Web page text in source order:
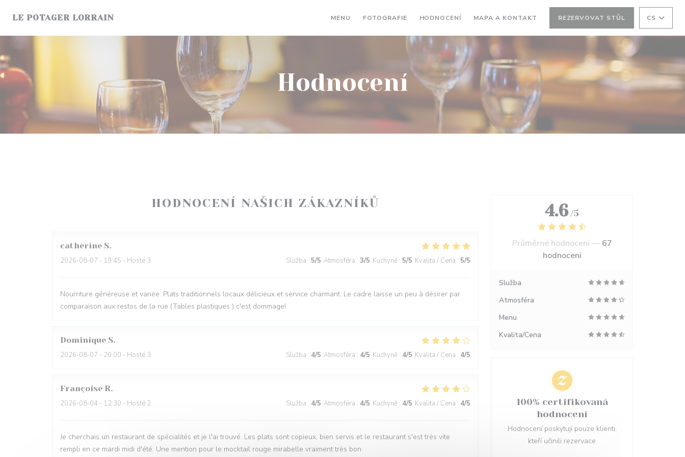
LE POTAGER LORRAIN MENU FOTOGRAFIE HODNOCENÍ MAPA A KONTAKT REZERVOVAT STŮL CS
Hodnocení
HODNOCENÍ NAŠICH ZÁKAZNÍKŮ
catherine S
2026-08-07 - 19:45 - Hosté 3 Služba : 5/5 Atmosféra : 3/5 Kuchyně : 5/5 Kvalita / Cena : 5/5
Nourriture généreuse et variée. Plats traditionnels locaux délicieux et service charmant. Le cadre laisse un peu à désirer par
comparaison aux restos de la rue (Tables plastiques ) c'est dommage!
Dominique S
2026-08-07 - 20:00 - Hosté 3 Služba : 4/5 Atmosféra : 4/5 Kuchyně : 4/5 Kvalita / Cena : 4/5
Françoise R
2026-08-04 - 12:30 - Hosté 2 Služba : 4/5 Atmosféra : 4/5 Kuchyně : 4/5 Kvalita / Cena : 4/5
Je cherchais un restaurant de spécialités et je l'ai trouvé. Les plats sont copieux, bien servis et le restaurant s'est très vite
rempli en ce mardi midi d'été. Une mention pour le mocktail rouge mirabelle vraiment très bon
4.6 /5
Průměrné hodnocení — 67
hodnoceni
Služba
Atmosféra
Menu
Kvalita/Cena
100% certifikovaná
hodnocení
Hodnocení poskytují pouze klienti,
kteří učinili rezervace